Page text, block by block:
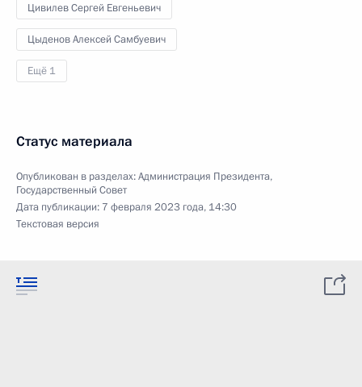
Цивилев Сергей Евгеньевич
Цыденов Алексей Самбуевич
Ещё 1
Статус материала
Опубликован в разделах:Администрация Президента,
Государственный Совет
Дата публикации: 7 февраля 2023 года, 14:30
Текстовая версия